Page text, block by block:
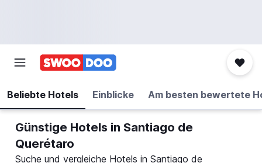
Beliebte Hotels Einblicke Am besten bewertete
Günstige Hotels in Santiago de
Querétaro
Suche und vergleiche Hotels in Santiago de